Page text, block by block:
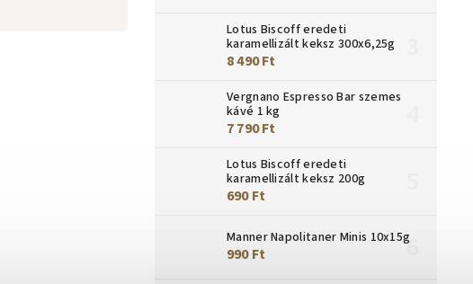
Lotus Biscoff eredeti
karamellizált keksz 300x6,25g
8 490 Ft
Vergnano Espresso Bar szemes
kávé 1 kg
7 790 Ft
Lotus Biscoff eredeti
karamellizált keksz 200g
690 Ft
Manner Napolitaner Minis 10x15g
990 Ft